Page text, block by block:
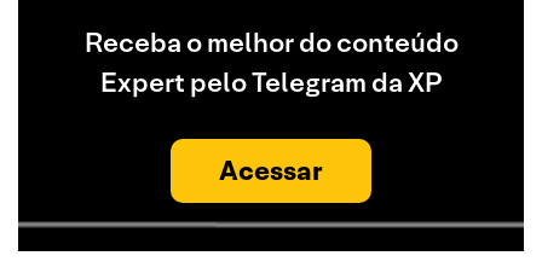
Receba o melhor do conteúdo
Expert pelo Telegram da XP
Acessar